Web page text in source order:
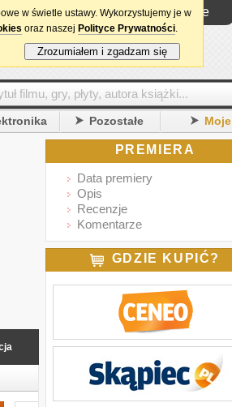
Logowanie
Pozostałe Moje
PREMIERA
Data premiery
Opis
Recenzje
Komentarze
GDZIE KUPIĆ?
w świetle ustawy. Wykorzystujemy je w
oraz naszej Polityce Prywatności.
Zrozumiałem i zgadzam się